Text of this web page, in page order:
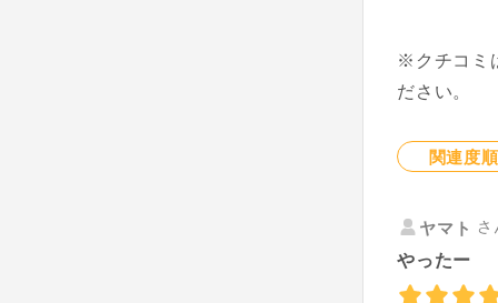
※クチコミ
ださい。
関連度順
ヤマト
やったー